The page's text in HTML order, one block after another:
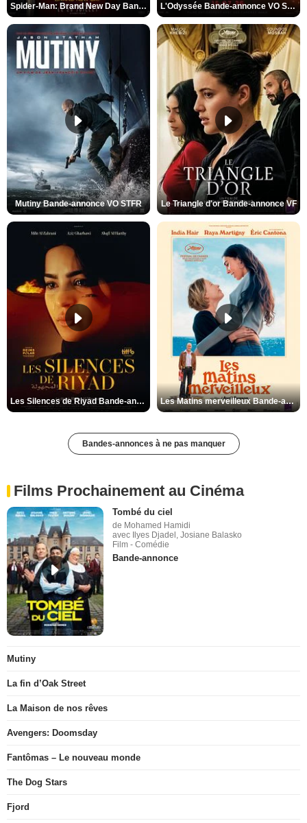
Spider-Man: Brand New Day Bande-annonce VO STFR L'Odyssée Bande-annonce VO STFR
Mutiny Bande-annonce VO STFR Le Triangle d'or Bande-annonce VF
Les Silences de Riyad Bande-annonce VO STFR Les Matins merveilleux Bande-annonce VF
Bandes-annonces à ne pas manquer
Films Prochainement au Cinéma
Tombé du ciel
de Mohamed Hamidi
avec Ilyes Djadel, Josiane Balasko
Film - Comédie
Bande-annonce
Mutiny
La fin d’Oak Street
La Maison de nos rêves
Avengers: Doomsday
Fantômas – Le nouveau monde
The Dog Stars
Fjord